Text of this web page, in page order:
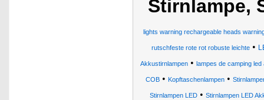
Stirnlampe,
lights warning rechargeable heads
rutschfeste rote rot robuste leichte •
Akkustirnlampen• lampes de camping
COB • Kopftaschenlampen •
Stirnlampen LED • Stirnlampen LED